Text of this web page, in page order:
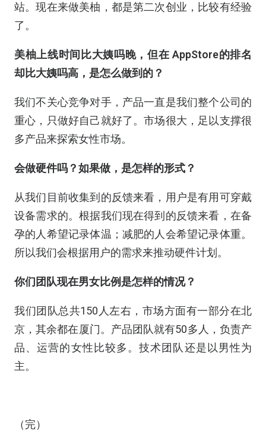
站。现在来做美柚，都是第二次创业，比较有经验
了。
美柚上线时间比大姨吗晚，但在 AppStore的排名
却比大姨吗高，是怎么做到的？
我们不关心竞争对手，产品一直是我们整个公司的
重心，只做好自己就好了。市场很大，足以支撑很
多产品来探索女性市场。
会做硬件吗？如果做，是怎样的形式？
从我们目前收集到的反馈来看，用户是有用可穿戴
设备需求的。根据我们现在得到的反馈来看，在备
孕的人希望记录体温；减肥的人会希望记录体重。
所以我们会根据用户的需求来推动硬件计划。
你们团队现在男女比例是怎样的情况？
我们团队总共150人左右，市场方面有一部分在北
京，其余都在厦门。产品团队就有50多人，负责产
品、运营的女性比较多。技术团队还是以男性为
主。
（完）